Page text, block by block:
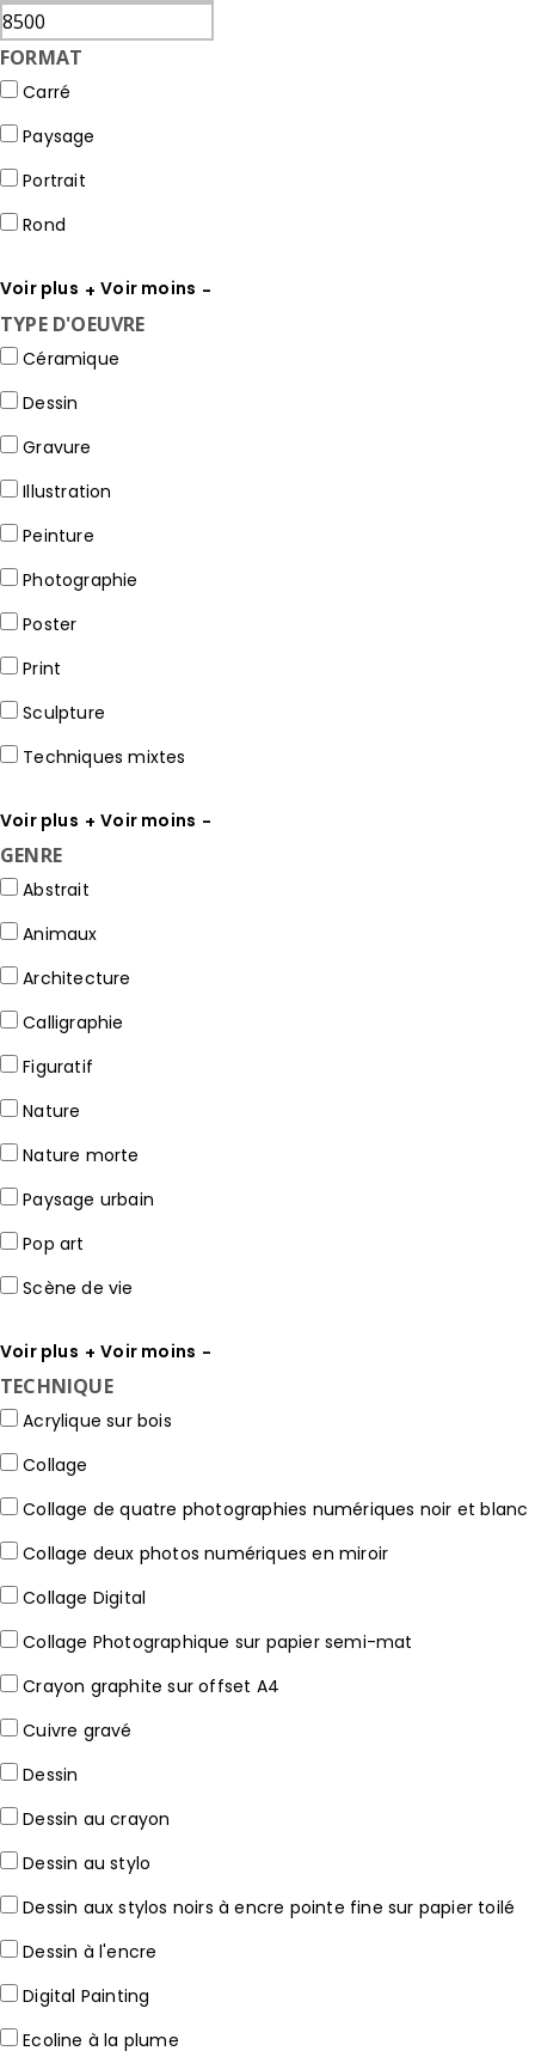
FORMAT
Carré
Paysage
Portrait
Rond
Voir plus Voir moins
TYPE D'OEUVRE
Céramique
Dessin
Gravure
Illustration
Peinture
Photographie
Poster
Print
Sculpture
Techniques mixtes
Voir plus Voir moins
GENRE
Abstrait
Animaux
Architecture
Calligraphie
Figuratif
Nature
Nature morte
Paysage urbain
Pop art
Scène de vie
Voir plus Voir moins
TECHNIQUE
Acrylique sur bois
Collage
Collage de quatre photographies numériques noir et blanc
Collage deux photos numériques en miroir
Collage Digital
Collage Photographique sur papier semi-mat
Crayon graphite sur offset A4
Cuivre gravé
Dessin
Dessin au crayon
Dessin au stylo
Dessin aux stylos noirs à encre pointe fine sur papier toilé
Dessin à l'encre
Digital Painting
Ecoline à la plume